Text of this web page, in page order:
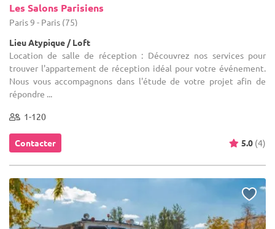
Les Salons Parisiens
Paris 9 - Paris (75)
Lieu Atypique / Loft
Location de salle de réception : Découvrez nos services pour
trouver l'appartement de réception idéal pour votre événement.
Nous vous accompagnons dans l'étude de votre projet afin de
répondre ...
1-120
Contacter 5.0 (4)